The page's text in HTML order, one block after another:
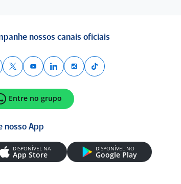
nossos canais oficiais
Entre no grupo
nosso App
DISPONÍVEL NA
App Store
DISPONÍVEL NO
Google Play